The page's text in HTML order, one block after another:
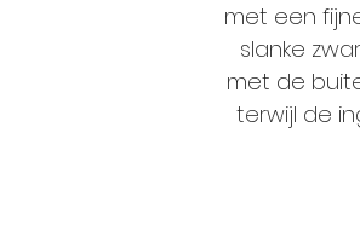
met een
slanke
met de
terwijl de